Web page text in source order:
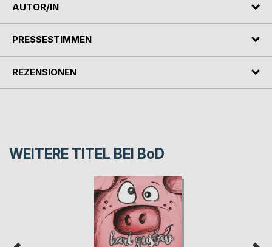
AUTOR/IN
PRESSESTIMMEN
REZENSIONEN
WEITERE TITEL BEI BoD